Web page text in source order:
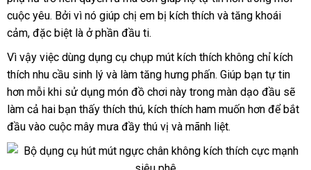
cụ
chụp
vú
kích
thích
massage
ngực
siêu
sướng
cuộc yêunhận
xét
. Bởi vì nó giúp chị em bị kích thích ở
và tăng khoái
cảmhỗ
trợ
, kho
hàng
đặc biệt là ở phần đầu ti.
Vì vậy việc dùng dụng cụ chụp mút kích thích không chỉ kích
thích nhu cầu sinh lý shop
và làm tăng hưng phấnđịa
chỉ
. Giúp bạn tự tin
hơn mỗi khi sử dụng món đồ chơi này trong màn dạo đầu nhập
khẩu
sẽ
làm cả hai bạn thấy thích thútại
nhà
, kích thích ham muốn hơn bỏ
để bắt
đầu vào cuộc mây mưa đầy thú vị tổng
hợp
và mãnh liệt.